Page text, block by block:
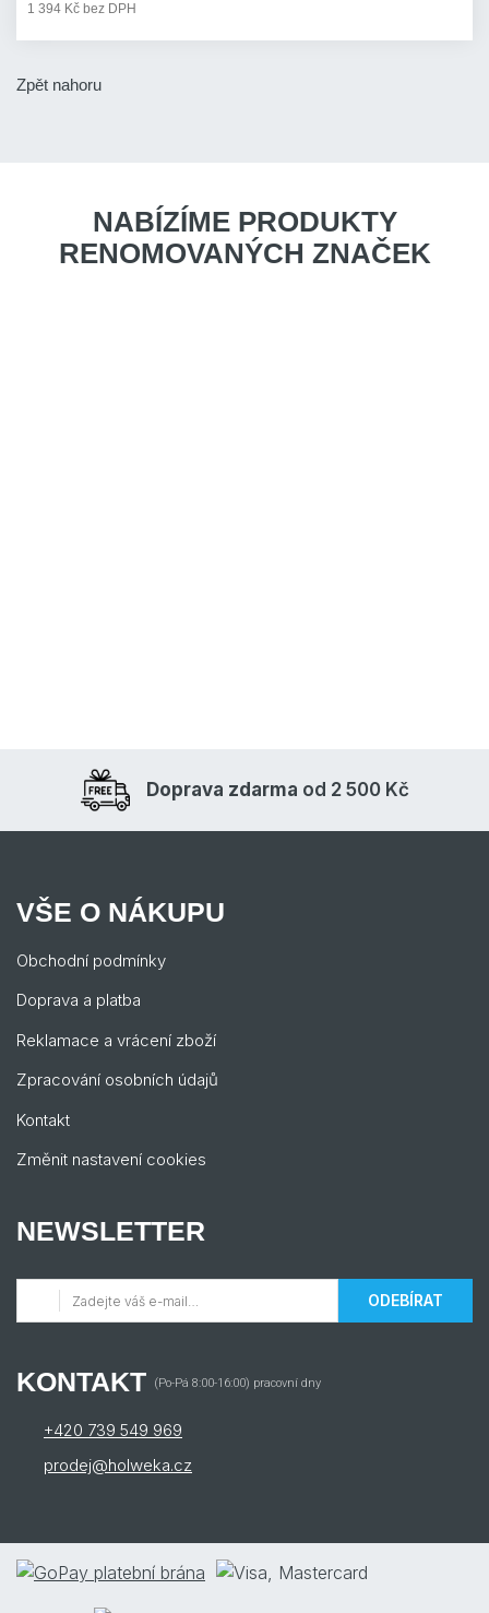
1 394 Kč bez DPH
Zpět nahoru
NABÍZÍME PRODUKTY
RENOMOVANÝCH ZNAČEK
Doprava zdarma od 2 500 Kč
VŠE O NÁKUPU
Obchodní podmínky
Doprava a platba
Reklamace a vrácení zboží
Zpracování osobních údajů
Kontakt
Změnit nastavení cookies
NEWSLETTER
ODEBÍRAT
KONTAKT (Po-Pá 8:00-16:00) pracovní dny
+420 739 549 969
prodej@holweka.cz